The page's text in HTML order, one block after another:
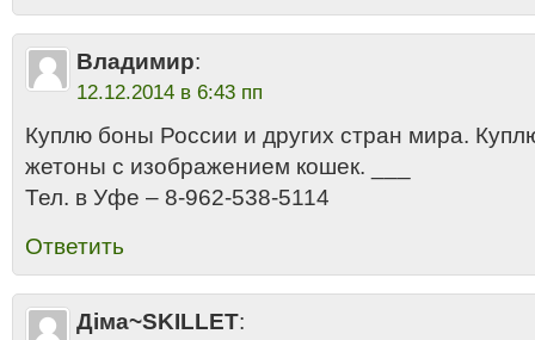
Владимир:
12.12.2014 в 6:43 пп
Куплю боны России и других стран мира.
жетоны с изображением кошек. ___
Тел. в Уфе – 8-962-538-5114
Ответить
Діма~SKILLET: